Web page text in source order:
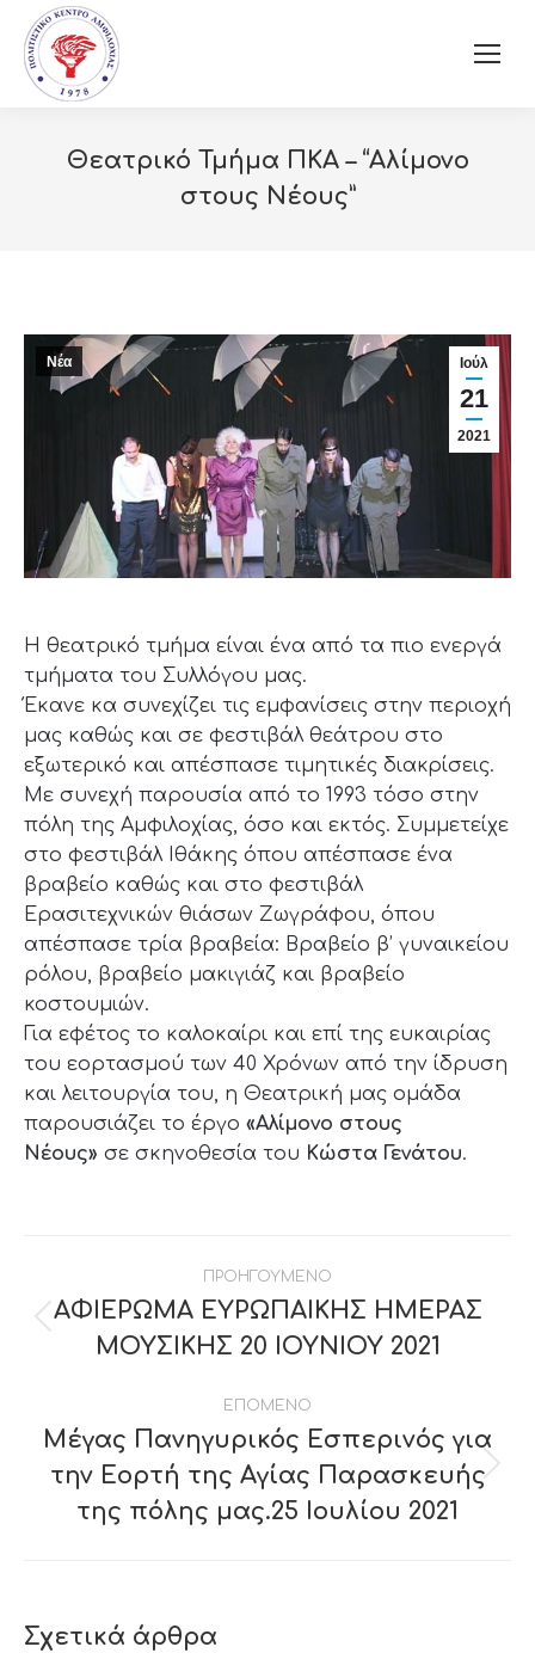
Θεατρικό Τμήμα ΠΚΑ – “Αλίμονο
στους Νέους”
Ιούλ
21
2021
Νέα
Η θεατρικό τμήμα είναι ένα από τα πιο ενεργά
τμήματα του Συλλόγου μας.
Έκανε κα συνεχίζει τις εμφανίσεις στην περιοχή
μας καθώς και σε φεστιβάλ θεάτρου στο
εξωτερικό και απέσπασε τιμητικές διακρίσεις.
Με συνεχή παρουσία από το 1993 τόσο στην
πόλη της Αμφιλοχίας, όσο και εκτός. Συμμετείχε
στο φεστιβάλ Ιθάκης όπου απέσπασε ένα
βραβείο καθώς και στο φεστιβάλ
Ερασιτεχνικών θιάσων Ζωγράφου, όπου
απέσπασε τρία βραβεία: Βραβείο β’ γυναικείου
ρόλου, βραβείο μακιγιάζ και βραβείο
κοστουμιών.
Για εφέτος το καλοκαίρι και επί της ευκαιρίας
του εορτασμού των 40 Χρόνων από την ίδρυση
και λειτουργία του, η Θεατρική μας ομάδα
παρουσιάζει το έργο «Αλίμονο στους
Νέους» σε σκηνοθεσία του Κώστα Γενάτου.
navigation
ΠΡΟΗΓΟΥΜΕΝΟ
post:
ΑΦΙΕΡΩΜΑ ΕΥΡΩΠΑΙΚΗΣ ΗΜΕΡΑΣ
ΜΟΥΣΙΚΗΣ 20 ΙΟΥΝΙΟΥ 2021
ΕΠΟΜΕΝΟ
Next
post:
Μέγας Πανηγυρικός Εσπερινός για
την Εορτή της Αγίας Παρασκευής
της πόλης μας.25 Ιουλίου 2021
Σχετικά άρθρα